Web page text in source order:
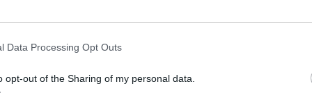
Data Processing Opt Outs
opt-out of the Sharing of my personal data.
χάριν σε είδη πρώτης ανάγκης,
σε συνδυασμό με την υποτίμηση της
χώρα μας, όπως ανέδειξε η πρόσφατη
από αυτά απρόσιτα για τον καταναλωτή.